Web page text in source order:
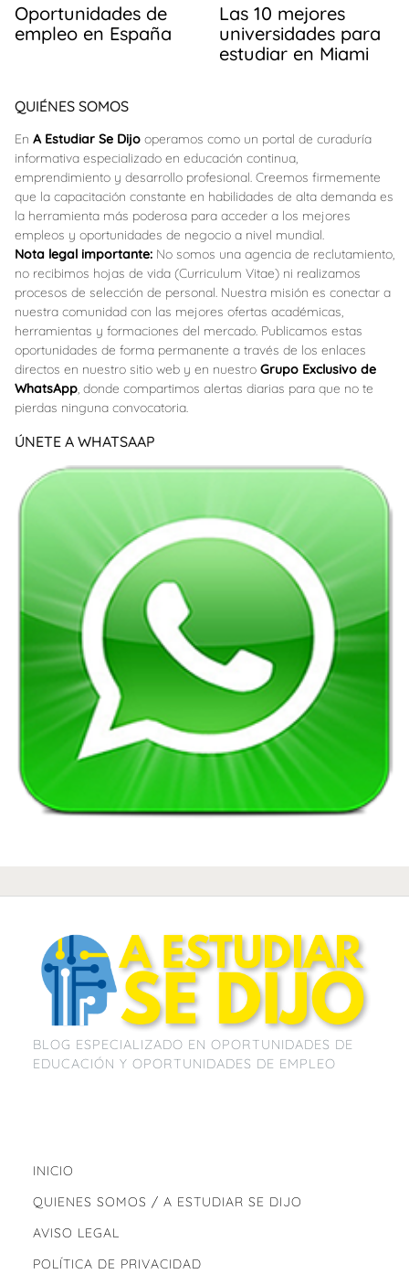
Oportunidades de
empleo en España
Las 10 mejores
universidades para
estudiar en Miami
QUIÉNES SOMOS
En A Estudiar Se Dijo operamos como un portal de curaduría
informativa especializado en educación continua,
emprendimiento y desarrollo profesional. Creemos firmemente
que la capacitación constante en habilidades de alta demanda es
la herramienta más poderosa para acceder a los mejores
empleos y oportunidades de negocio a nivel mundial.
Nota legal importante: No somos una agencia de reclutamiento,
no recibimos hojas de vida (Curriculum Vitae) ni realizamos
procesos de selección de personal. Nuestra misión es conectar a
nuestra comunidad con las mejores ofertas académicas,
herramientas y formaciones del mercado. Publicamos estas
oportunidades de forma permanente a través de los enlaces
directos en nuestro sitio web y en nuestro Grupo Exclusivo de
WhatsApp, donde compartimos alertas diarias para que no te
pierdas ninguna convocatoria.
ÚNETE A WHATSAAP
BLOG ESPECIALIZADO EN OPORTUNIDADES DE
EDUCACIÓN Y OPORTUNIDADES DE EMPLEO
INICIO
QUIENES SOMOS / A ESTUDIAR SE DIJO
AVISO LEGAL
POLÍTICA DE PRIVACIDAD